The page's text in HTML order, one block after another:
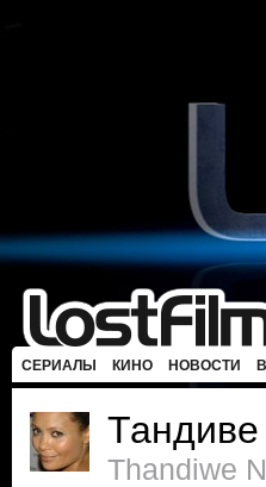
СЕРИАЛЫ КИНО НОВОСТИ
Thandiwe